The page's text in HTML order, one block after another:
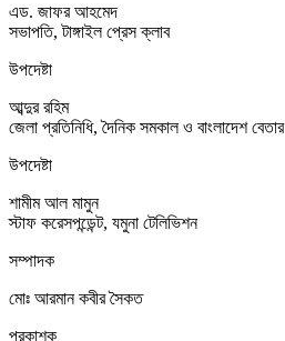
এড. জাফর আহমেদ
সভাপতি, টাঙ্গাইল প্রেস ক্লাব
উপদেষ্টা
আব্দুর রহিম
জেলা প্রতিনিধি, দৈনিক সমকাল ও বাংলাদেশ বেতার
উপদেষ্টা
শামীম আল মামুন
স্টাফ করেসপন্ডেন্ট, যমুনা টেলিভিশন
সম্পাদক
মোঃ আরমান কবীর সৈকত
প্রকাশক